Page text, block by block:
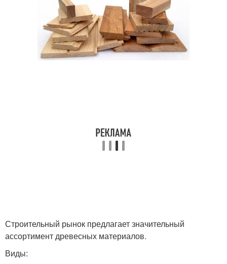
Строительный рынок предлагает значительный
ассортимент древесных материалов.
Виды: